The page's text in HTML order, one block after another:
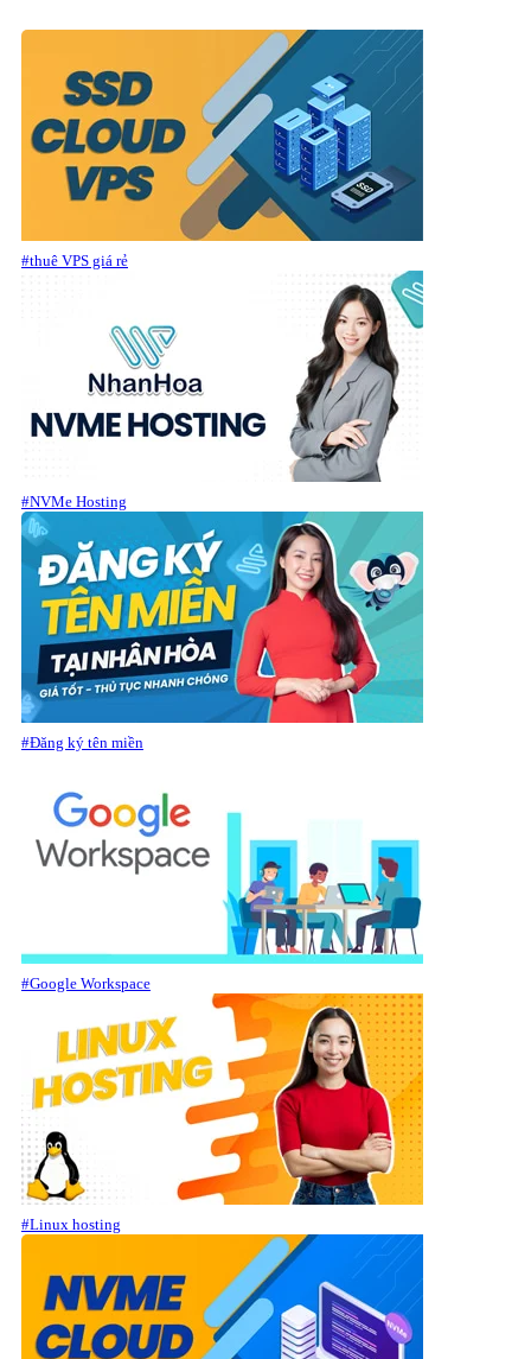
#thuê VPS giá rẻ
#NVMe Hosting
#Đăng ký tên miền
#Google Workspace
#Linux hosting